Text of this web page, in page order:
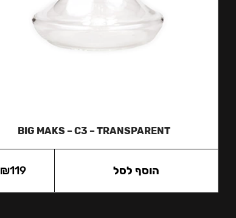
BIG MAKS – C3 – TRANSPARENT
₪119 הוסף לסל